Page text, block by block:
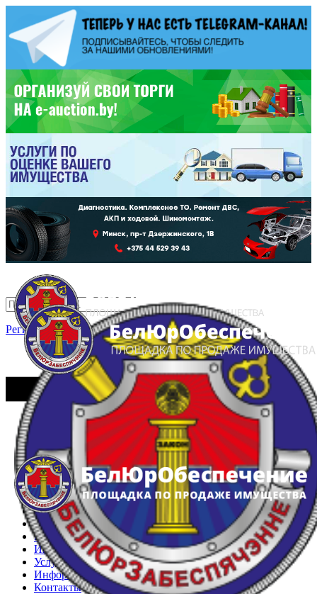
Регистрация Вход
Главная
Арестованное имущество
Реестр несостоявшихся торгов
Реестр переоценок
Частное имущество
Государственное имущество
Интернет-магазин
Интернет-витрина
Услуги
Информация
Контакты